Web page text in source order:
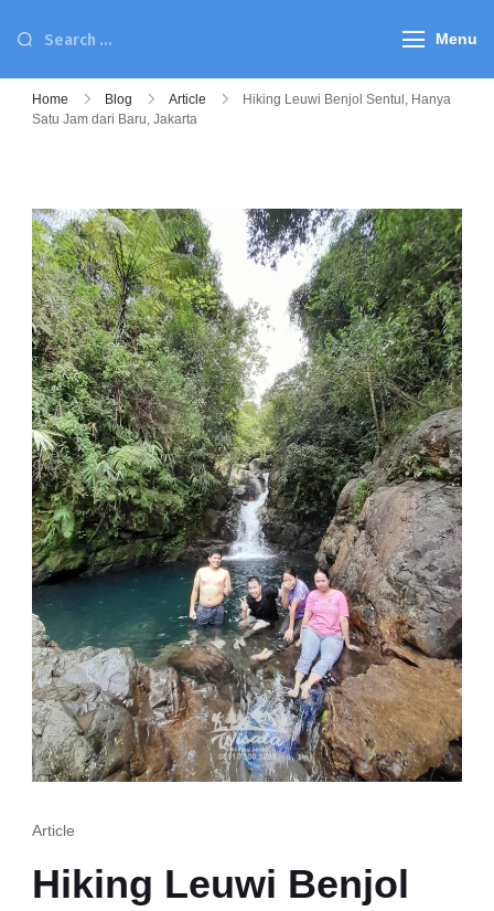
Menu
Home Blog Article
Hiking Leuwi Benjol Sentul, Hanya
Satu Jam dari Baru, Jakarta
Article
Hiking Leuwi Benjol